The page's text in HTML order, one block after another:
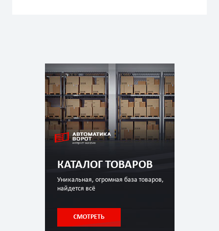
КАТАЛОГ ТОВАРОВ
Уникальная, огромная база товаров,
найдется всё
СМОТРЕТЬ